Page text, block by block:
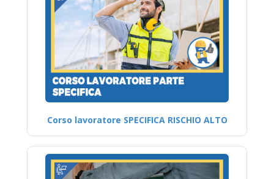
Corso lavoratore SPECIFICA RISCHIO ALTO